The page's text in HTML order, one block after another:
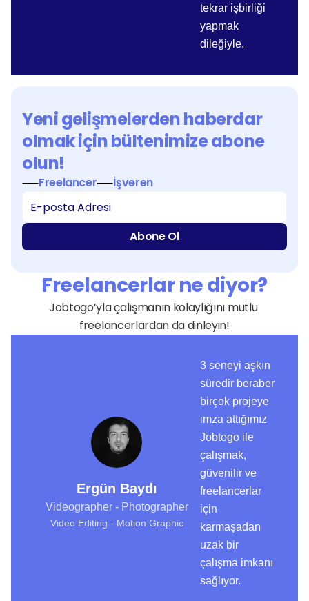
tekrar işbirliği
yapmak
dileğiyle.
Yeni gelişmelerden haberdar
olmak için bültenimize abone
olun!
Freelancer İşveren
Abone Ol
Freelancerlar ne diyor?
Jobtogo’yla çalışmanın kolaylığını mutlu
freelancerlardan da dinleyin!
Ergün Baydı
Videographer - Photographer
Video Editing - Motion Graphic
3 seneyi aşkın
süredir beraber
birçok projeye
imza attığımız
Jobtogo ile
çalışmak,
güvenilir ve
freelancerlar
için
karmaşadan
uzak bir
çalışma imkanı
sağlıyor.